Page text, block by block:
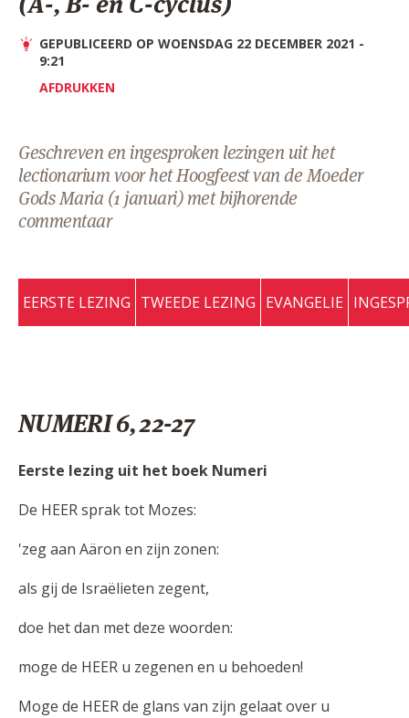
AANMELDEN OF REGISTREREN
GEPUBLICEERD OP WOENSDAG 22 DECEMBER 2021 -
9:21
AFDRUKKEN
Geschreven en ingesproken lezingen uit het
lectionarium voor het Hoogfeest van de Moeder
Gods Maria (1 januari) met bijhorende
commentaar
EERSTE LEZING TWEEDE LEZING EVANGELIE
NUMERI 6, 22-27
Eerste lezing uit het boek Numeri
De HEER sprak tot Mozes:
'zeg aan Aäron en zijn zonen:
als gij de Israëlieten zegent,
doe het dan met deze woorden:
moge de HEER u zegenen en u behoeden!
Moge de HEER de glans van zijn gelaat over u